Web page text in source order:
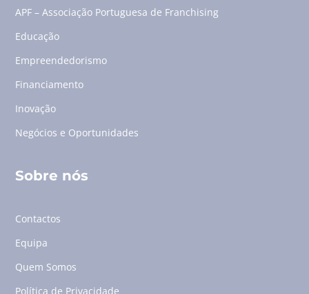
APF – Associação Portuguesa de Franchising
Educação
Empreendedorismo
Financiamento
Inovação
Negócios e Oportunidades
Sobre nós
Contactos
Equipa
Quem Somos
Política de Privacidade